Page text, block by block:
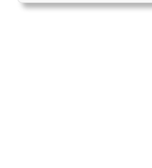
いる美容院です。最初から最後まで